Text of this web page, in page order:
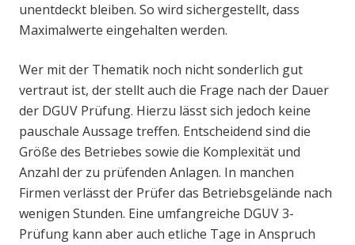
unentdeckt bleiben. So wird sichergestellt, dass
Maximalwerte eingehalten werden.
Wer mit der Thematik noch nicht sonderlich gut
vertraut ist, der stellt auch die Frage nach der Dauer
der DGUV Prüfung. Hierzu lässt sich jedoch keine
pauschale Aussage treffen. Entscheidend sind die
Größe des Betriebes sowie die Komplexität und
Anzahl der zu prüfenden Anlagen. In manchen
Firmen verlässt der Prüfer das Betriebsgelände nach
wenigen Stunden. Eine umfangreiche DGUV 3-
Prüfung kann aber auch etliche Tage in Anspruch